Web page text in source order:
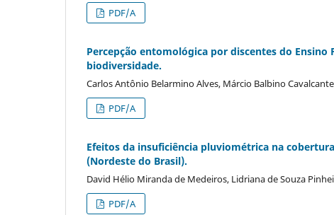
PDF/A
Percepção entomológica por discentes do
biodiversidade.
Carlos Antônio Belarmino Alves, Márcio Balbino
PDF/A
Efeitos da insuficiência pluviométrica na
(Nordeste do Brasil).
David Hélio Miranda de Medeiros, Lidriana de Souza
PDF/A